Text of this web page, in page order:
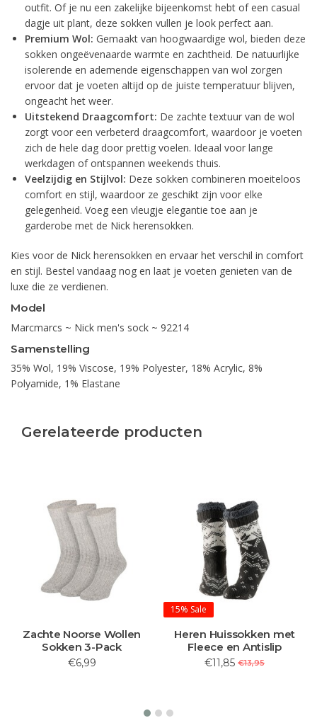
outfit. Of je nu een zakelijke bijeenkomst hebt of een casual
dagje uit plant, deze sokken vullen je look perfect aan.
Premium Wol: Gemaakt van hoogwaardige wol, bieden deze
sokken ongeëvenaarde warmte en zachtheid. De natuurlijke
isolerende en ademende eigenschappen van wol zorgen
ervoor dat je voeten altijd op de juiste temperatuur blijven,
ongeacht het weer.
Uitstekend Draagcomfort: De zachte textuur van de wol
zorgt voor een verbeterd draagcomfort, waardoor je voeten
zich de hele dag door prettig voelen. Ideaal voor lange
werkdagen of ontspannen weekends thuis.
Veelzijdig en Stijlvol: Deze sokken combineren moeiteloos
comfort en stijl, waardoor ze geschikt zijn voor elke
gelegenheid. Voeg een vleugje elegantie toe aan je
garderobe met de Nick herensokken.
Kies voor de Nick herensokken en ervaar het verschil in comfort
en stijl. Bestel vandaag nog en laat je voeten genieten van de
luxe die ze verdienen.
Model
Marcmarcs ~ Nick men's sock ~ 92214
Samenstelling
35% Wol, 19% Viscose, 19% Polyester, 18% Acrylic, 8%
Polyamide, 1% Elastane
Gerelateerde producten
Zachte Noorse Wollen
Sokken 3-Pack
€6,99
15% Sale
Heren Huissokken met
Fleece en Antislip
€11,85 €13,95